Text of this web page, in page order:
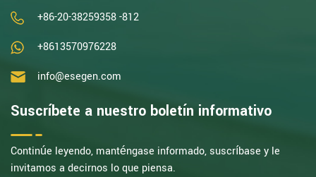
+86-20-38259358 -812
+8613570976228
info@esegen.com
Suscríbete a nuestro boletín informativo
Continúe leyendo, manténgase informado, suscríbase y le
invitamos a decirnos lo que piensa.